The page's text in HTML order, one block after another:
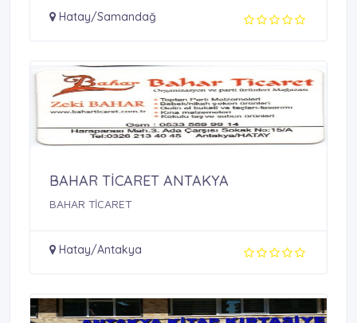
Hatay/Samandağ
BAHAR TİCARET ANTAKYA
BAHAR TİCARET
Hatay/Antakya